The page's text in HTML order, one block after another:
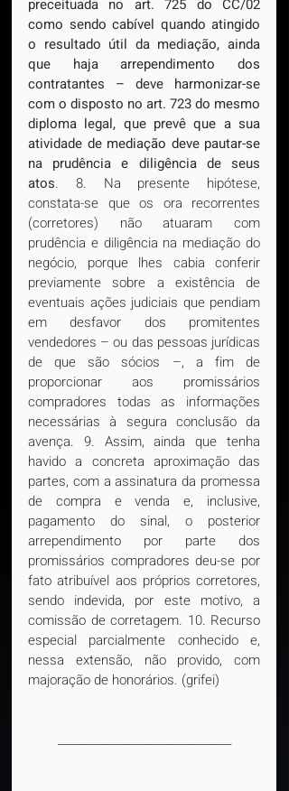
preceituada no art. 725 do CC/02
como sendo cabível quando atingido
o resultado útil da mediação, ainda
que haja arrependimento dos
contratantes – deve harmonizar-se
com o disposto no art. 723 do mesmo
diploma legal, que prevê que a sua
atividade de mediação deve pautar-se
na prudência e diligência de seus
atos. 8. Na presente hipótese,
constata-se que os ora recorrentes
(corretores) não atuaram com
prudência e diligência na mediação do
negócio, porque lhes cabia conferir
previamente sobre a existência de
eventuais ações judiciais que pendiam
em desfavor dos promitentes
vendedores – ou das pessoas jurídicas
de que são sócios –, a fim de
proporcionar aos promissários
compradores todas as informações
necessárias à segura conclusão da
avença. 9. Assim, ainda que tenha
havido a concreta aproximação das
partes, com a assinatura da promessa
de compra e venda e, inclusive,
pagamento do sinal, o posterior
arrependimento por parte dos
promissários compradores deu-se por
fato atribuível aos próprios corretores,
sendo indevida, por este motivo, a
comissão de corretagem. 10. Recurso
especial parcialmente conhecido e,
nessa extensão, não provido, com
majoração de honorários. (grifei)
________________________________